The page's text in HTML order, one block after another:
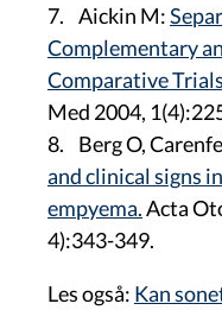
7. Aickin M:
Complementary
Comparative Trials
Med 2004,
8. Berg O,
and clinical signs
empyema.Acta
4):343-349.
Les også: Kan